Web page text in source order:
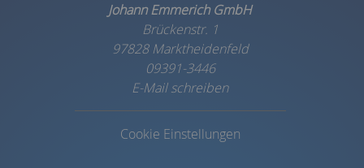
Johann Emmerich GmbH
Brückenstr. 1
97828 Marktheidenfeld
09391-3446
E-Mail schreiben
Cookie Einstellungen